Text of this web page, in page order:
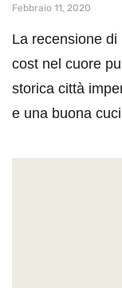
Febbraio 11, 2020
La recensione
cost nel cuore
storica città
e una buona